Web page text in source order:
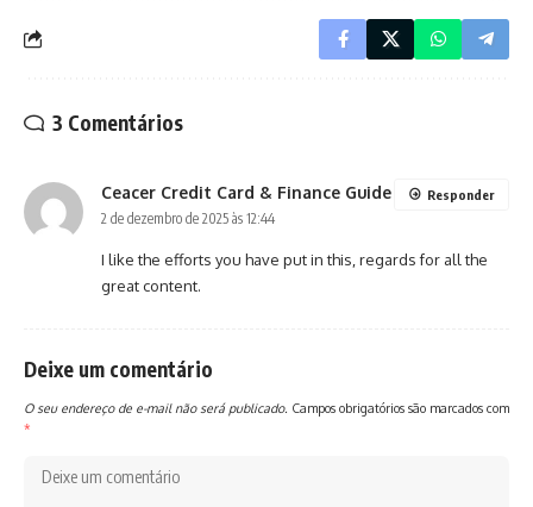
3 Comentários
Ceacer Credit Card & Finance Guide
2 de dezembro de 2025 às 12:44
I like the efforts you have put in this, regards for all the
great content.
Responder
Deixe um comentário
O seu endereço de e-mail não será publicado. Campos obrigatórios são marcados com
*